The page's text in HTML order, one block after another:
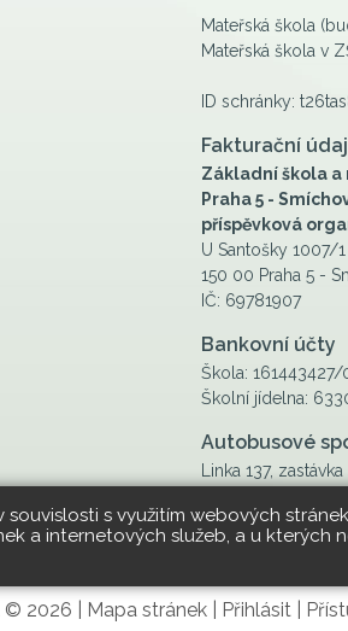
Mateřská škola
Mateřská škola v
ID schránky:
Fakturační
Základní škola a
Praha 5 -
příspěvková
U Santošky 1007/1
150 00 Praha 5 -
IČ: 69781907
Bankovní účty
Škola:
Školní jídelna:
Autobusové
Linka 137,
2026 | Mapa stránek Přihlásit
souvislosti s využitím webových
a internetových služeb, a u kterých